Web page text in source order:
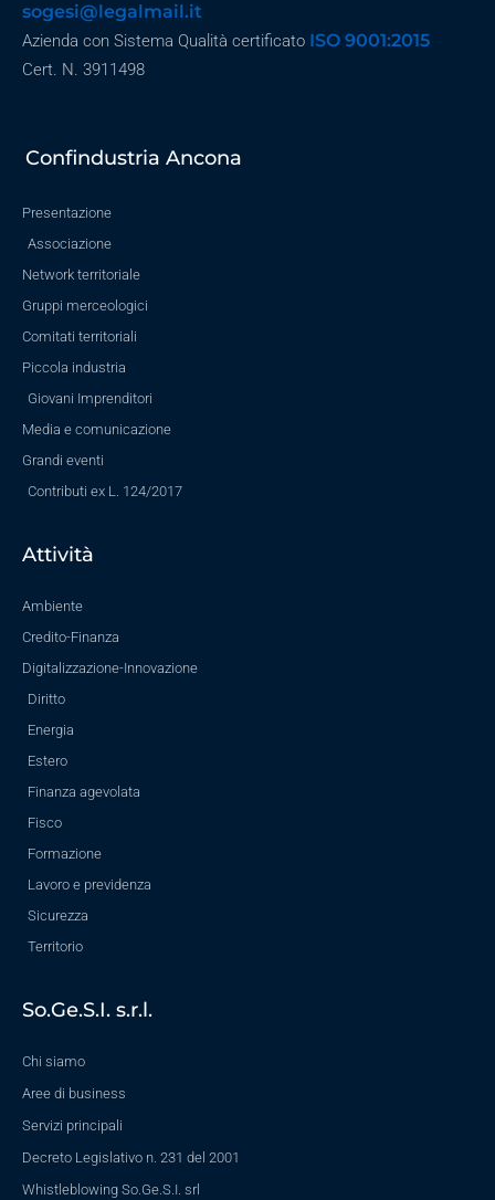
sogesi@legalmail.it
Azienda con Sistema Qualità certificato ISO 9001:2015
Cert. N. 3911498
Confindustria Ancona
Presentazione
Associazione
Network territoriale
Gruppi merceologici
Comitati territoriali
Piccola industria
Giovani Imprenditori
Media e comunicazione
Grandi eventi
Contributi ex L. 124/2017
Attività
Ambiente
Credito-Finanza
Digitalizzazione-Innovazione
Diritto
Energia
Estero
Finanza agevolata
Fisco
Formazione
Lavoro e previdenza
Sicurezza
Territorio
So.Ge.S.I. s.r.l.
Chi siamo
Aree di business
Servizi principali
Decreto Legislativo n. 231 del 2001
Whistleblowing So.Ge.S.I. srl